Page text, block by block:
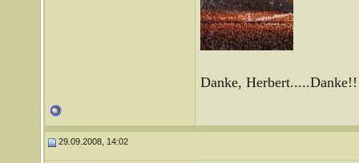
Danke,
29.09.2008, 14:02